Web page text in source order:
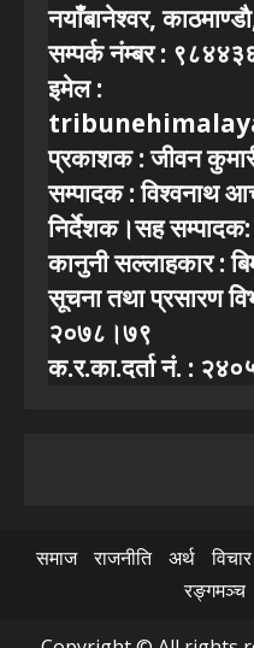
नयाँबानेश्वर,
सम्पर्क नंम्बर :
इमेल :
प्रकाशक : जीवन
सम्पादक : विश्वनाथ
निर्देशक।सह
कानुनी सल्लाहकार :
सूचना तथा प्रसारण
२०७८।७९
क.र.का.दर्ता नं. :
समाज राजनीति अर्थ विचार
रङ्गमञ्च